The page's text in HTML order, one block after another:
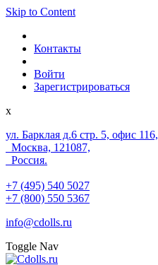
Skip to Content
Контакты
Войти
Зарегистрироваться
x
ул. Барклая д.6 стр. 5, офис 116,
Москва, 121087,
Россия.
+7 (495) 540 5027
+7 (800) 550 5367
info@cdolls.ru
Toggle Nav